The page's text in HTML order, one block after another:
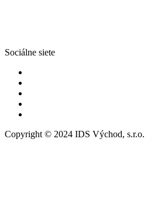
Sociálne siete
Copyright © 2024 IDS Východ, s.r.o.